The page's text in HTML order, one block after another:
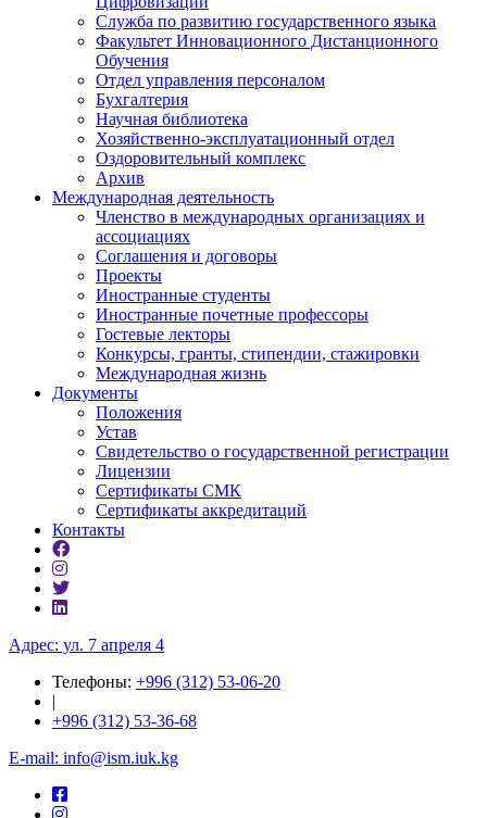
Служба по развитию государственного языка
Факультет Инновационного Дистанционного
Обучения
Отдел управления персоналом
Бухгалтерия
Научная библиотека
Хозяйственно-эксплуатационный отдел
Оздоровительный комплекс
Архив
Международная деятельность
Членство в международных организациях и
ассоциациях
Соглашения и договоры
Проекты
Иностранные студенты
Иностранные почетные профессоры
Гостевые лекторы
Конкурсы, гранты, стипендии, стажировки
Международная жизнь
Документы
Положения
Устав
Свидетельство о государственной регистрации
Лицензии
Сертификаты СМК
Сертификаты аккредитаций
Контакты
Адрес: ул. 7 апреля 4
Телефоны: +996 (312) 53-06-20
|
+996 (312) 53-36-68
E-mail: info@ism.iuk.kg